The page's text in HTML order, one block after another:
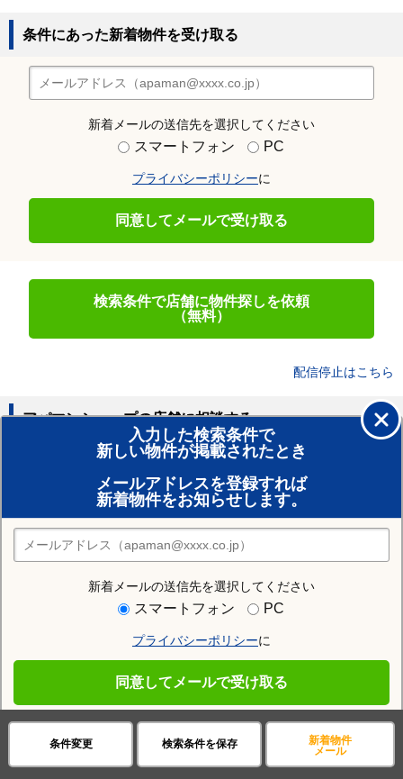
条件変更 検索条件を保存
新着物件
メール
条件にあった新着物件を受け取る
新着メールの送信先を選択してください
スマートフォン PC
プライバシーポリシーに
同意してメールで受け取る
検索条件で店舗に物件探しを依頼
（無料）
配信停止はこちら
入力した検索条件で
新しい物件が掲載されたとき
メールアドレスを登録すれば
新着物件をお知らせします。
新着メールの送信先を選択してください
スマートフォン PC
プライバシーポリシーに
同意してメールで受け取る
アパマンショップの店舗に相談する
賃貸のプロがお部屋探し！
おまかせ物件リクエスト
住みたい街の店舗を探す
店舗検索
住む街研究所で函館市の情報を見る
函館市の施設一覧
スーパー コンビニ 病院